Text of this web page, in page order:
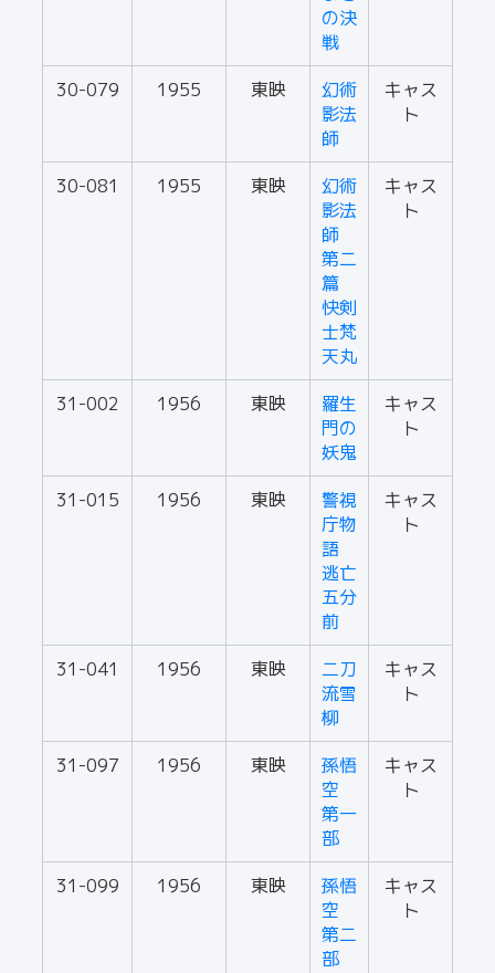
の決
戦
30-079
1955 東映
幻術
影法
師
キャス
ト
30-081 1955 東映
幻術
影法
師
第二
篇
快剣
士梵
天丸
キャス
ト
31-002 1956 東映
羅生
門の
妖鬼
キャス
ト
31-015 1956 東映
警視
庁物
語
逃亡
五分
前
キャス
ト
31-041 1956 東映
二刀
流雪
柳
キャス
ト
31-097 1956 東映
孫悟
空
第一
部
キャス
ト
31-099 1956 東映
孫悟
空
第二
部
キャス
ト